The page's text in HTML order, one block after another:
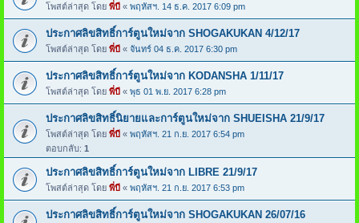
โพสต์ล่าสุด โดย พี่บี « พฤหัสฯ. 14 ธ.ค. 2017 6:09 pm
ประกาศลิขสิทธิ์การ์ตูนใหม่จาก SHOGAKUKAN 4/12/17
โพสต์ล่าสุด โดย พี่บี « จันทร์ 04 ธ.ค. 2017 6:30 pm
ประกาศลิขสิทธิ์การ์ตูนใหม่จาก KODANSHA 1/11/17
โพสต์ล่าสุด โดย พี่บี « พุธ 01 พ.ย. 2017 6:28 pm
ประกาศลิขสิทธิ์นิยายและการ์ตูนใหม่จาก SHUEISHA 21/9/17
โพสต์ล่าสุด โดย พี่บี « พฤหัสฯ. 21 ก.ย. 2017 6:54 pm
ตอบกลับ: 1
ประกาศลิขสิทธิ์การ์ตูนใหม่จาก LIBRE 21/9/17
โพสต์ล่าสุด โดย พี่บี « พฤหัสฯ. 21 ก.ย. 2017 6:53 pm
ประกาศลิขสิทธิ์การ์ตูนใหม่จาก SHOGAKUKAN 26/07/16